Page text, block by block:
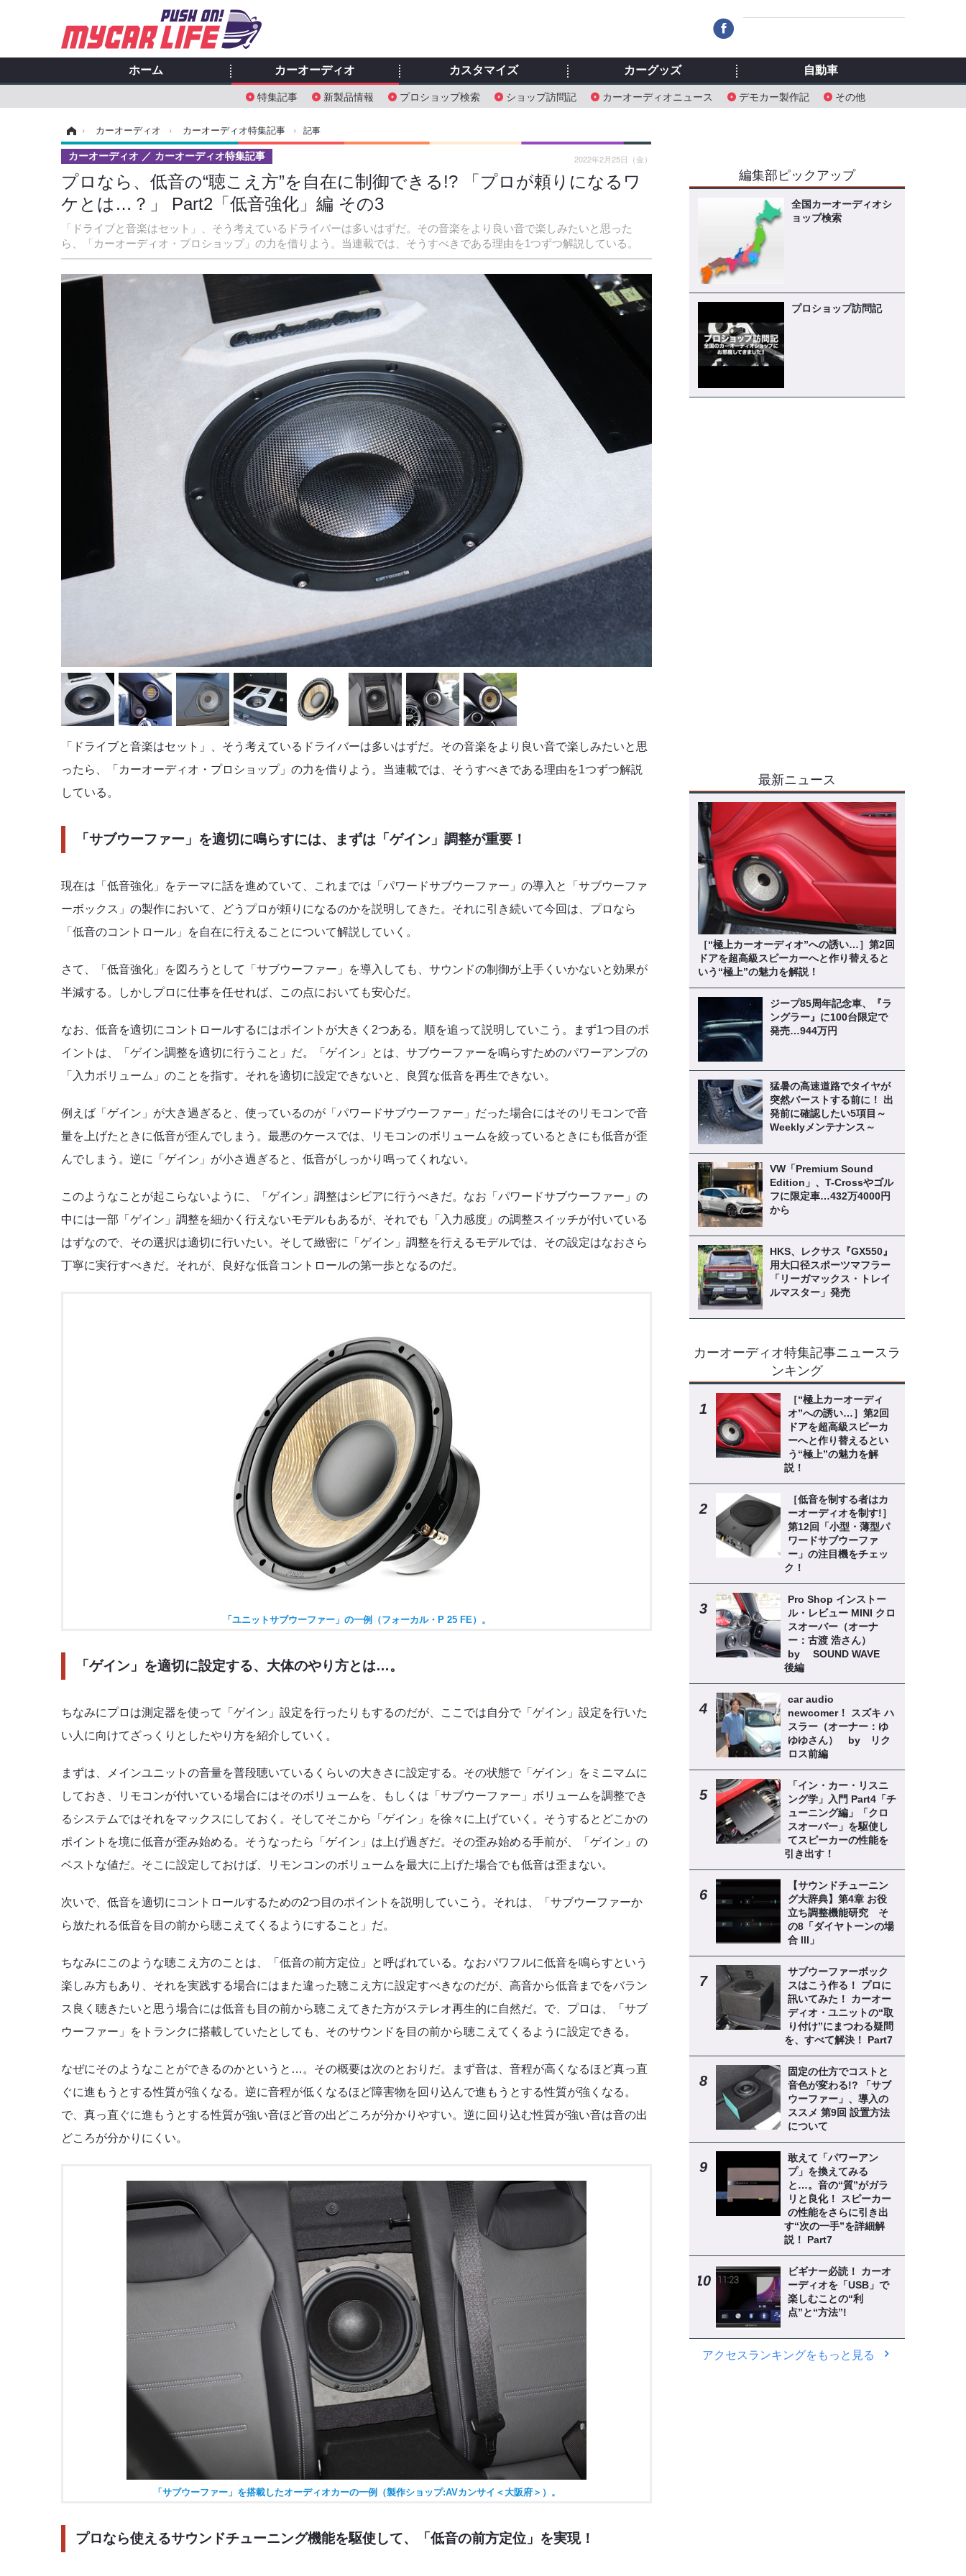
ホーム カーオーディオ
特集記事 新製品情報 プロショップ検索 ショップ訪問記 カーオーディオニュース デモカー製作記 その他
カスタマイズ カーグッズ 自動車
› カーオーディオ › カーオーディオ特集記事 › 記事
プロなら、低音の“聴こえ方”を自在に制御できる!? 「プロが頼りになるワ
ケとは…？」 Part2「低音強化」編 その3
「ドライブと音楽はセット」、そう考えているドライバーは多いはずだ。その音楽をより良い音で楽しみたいと思った
ら、「カーオーディオ・プロショップ」の力を借りよう。当連載では、そうすべきである理由を1つずつ解説している。
カーオーディオ カーオーディオ特集記事 2022年2月25日（金）
「ドライブと音楽はセット」、そう考えているドライバーは多いはずだ。その音楽をより良い音で楽しみたいと思
ったら、「カーオーディオ・プロショップ」の力を借りよう。当連載では、そうすべきである理由を1つずつ解説
している。
「サブウーファー」を適切に鳴らすには、まずは「ゲイン」調整が重要！
現在は「低音強化」をテーマに話を進めていて、これまでは「パワードサブウーファー」の導入と「サブウーファ
ーボックス」の製作において、どうプロが頼りになるのかを説明してきた。それに引き続いて今回は、プロなら
「低音のコントロール」を自在に行えることについて解説していく。
さて、「低音強化」を図ろうとして「サブウーファー」を導入しても、サウンドの制御が上手くいかないと効果が
半減する。しかしプロに仕事を任せれば、この点においても安心だ。
なお、低音を適切にコントロールするにはポイントが大きく2つある。順を追って説明していこう。まず1つ目のポ
イントは、「ゲイン調整を適切に行うこと」だ。「ゲイン」とは、サブウーファーを鳴らすためのパワーアンプの
「入力ボリューム」のことを指す。それを適切に設定できないと、良質な低音を再生できない。
例えば「ゲイン」が大き過ぎると、使っているのが「パワードサブウーファー」だった場合にはそのリモコンで音
量を上げたときに低音が歪んでしまう。最悪のケースでは、リモコンのボリュームを絞っているときにも低音が歪
んでしまう。逆に「ゲイン」が小さ過ぎると、低音がしっかり鳴ってくれない。
このようなことが起こらないように、「ゲイン」調整はシビアに行うべきだ。なお「パワードサブウーファー」の
中には一部「ゲイン」調整を細かく行えないモデルもあるが、それでも「入力感度」の調整スイッチが付いている
はずなので、その選択は適切に行いたい。そして緻密に「ゲイン」調整を行えるモデルでは、その設定はなおさら
丁寧に実行すべきだ。それが、良好な低音コントロールの第一歩となるのだ。
「ユニットサブウーファー」の一例（フォーカル・P 25 FE）。
「ゲイン」を適切に設定する、大体のやり方とは…。
ちなみにプロは測定器を使って「ゲイン」設定を行ったりもするのだが、ここでは自分で「ゲイン」設定を行いた
い人に向けてざっくりとしたやり方を紹介していく。
まずは、メインユニットの音量を普段聴いているくらいの大きさに設定する。その状態で「ゲイン」をミニマムに
しておき、リモコンが付いている場合にはそのボリュームを、もしくは「サブウーファー」ボリュームを調整でき
るシステムではそれをマックスにしておく。そしてそこから「ゲイン」を徐々に上げていく。そうするとどこかの
ポイントを境に低音が歪み始める。そうなったら「ゲイン」は上げ過ぎだ。その歪み始める手前が、「ゲイン」の
ベストな値だ。そこに設定しておけば、リモンコンのボリュームを最大に上げた場合でも低音は歪まない。
次いで、低音を適切にコントロールするための2つ目のポイントを説明していこう。それは、「サブウーファーか
ら放たれる低音を目の前から聴こえてくるようにすること」だ。
ちなみにこのような聴こえ方のことは、「低音の前方定位」と呼ばれている。なおパワフルに低音を鳴らすという
楽しみ方もあり、それを実践する場合にはまた違った聴こえ方に設定すべきなのだが、高音から低音までをバラン
ス良く聴きたいと思う場合には低音も目の前から聴こえてきた方がステレオ再生的に自然だ。で、プロは、「サブ
ウーファー」をトランクに搭載していたとしても、そのサウンドを目の前から聴こえてくるように設定できる。
なぜにそのようなことができるのかというと…。その概要は次のとおりだ。まず音は、音程が高くなるほど真っ直
ぐに進もうとする性質が強くなる。逆に音程が低くなるほど障害物を回り込んで進もうとする性質が強くなる。
で、真っ直ぐに進もうとする性質が強い音ほど音の出どころが分かりやすい。逆に回り込む性質が強い音は音の出
どころが分かりにくい。
「サブウーファー」を搭載したオーディオカーの一例（製作ショップ:AVカンサイ＜大阪府＞）。
プロなら使えるサウンドチューニング機能を駆使して、「低音の前方定位」を実現！
編集部ピックアップ
全国カーオーディオシ
ョップ検索
プロショップ訪問記
最新ニュース
［“極上カーオーディオ”への誘い…］第2回
ドアを超高級スピーカーへと作り替えると
いう“極上”の魅力を解説！
ジープ85周年記念車、『ラ
ングラー』に100台限定で
発売…944万円
猛暑の高速道路でタイヤが
突然バーストする前に！ 出
発前に確認したい5項目～
Weeklyメンテナンス～
VW「Premium Sound
Edition」、T-Crossやゴル
フに限定車…432万4000円
から
HKS、レクサス『GX550』
用大口径スポーツマフラー
「リーガマックス・トレイ
ルマスター」発売
カーオーディオ特集記事ニュースラ
ンキング
［“極上カーオーディ
オ”への誘い…］第2回
ドアを超高級スピーカ
ーへと作り替えるとい
う“極上”の魅力を解
説！
［低音を制する者はカ
ーオーディオを制す!］
第12回「小型・薄型パ
ワードサブウーファ
ー」の注目機をチェッ
ク！
Pro Shop インストー
ル・レビュー MINI クロ
スオーバー（オーナ
ー：古渡 浩さん）
by SOUND WAVE
後編
car audio
newcomer！ スズキ ハ
スラー（オーナー：ゆ
ゆゆさん） by リク
ロス前編
「イン・カー・リスニ
ング学」入門 Part4「チ
ューニング編」「クロ
スオーバー」を駆使し
てスピーカーの性能を
引き出す！
【サウンドチューニン
グ大辞典】第4章 お役
立ち調整機能研究 そ
の8「ダイヤトーンの場
合 lll」
サブウーファーボック
スはこう作る！ プロに
訊いてみた！ カーオー
ディオ・ユニットの“取
り付け”にまつわる疑問
を、すべて解決！ Part7
固定の仕方でコストと
音色が変わる!? 「サブ
ウーファー」、導入の
ススメ 第9回 設置方法
について
敢えて「パワーアン
プ」を換えてみる
と…。音の“質”がガラ
リと良化！ スピーカー
の性能をさらに引き出
す“次の一手”を詳細解
説！ Part7
ビギナー必読！ カーオ
ーディオを「USB」で
楽しむことの“利
点”と“方法”!
アクセスランキングをもっと見る